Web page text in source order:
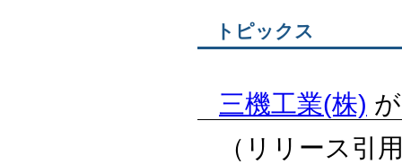
トピックス
三機工業(株)
（リリース引